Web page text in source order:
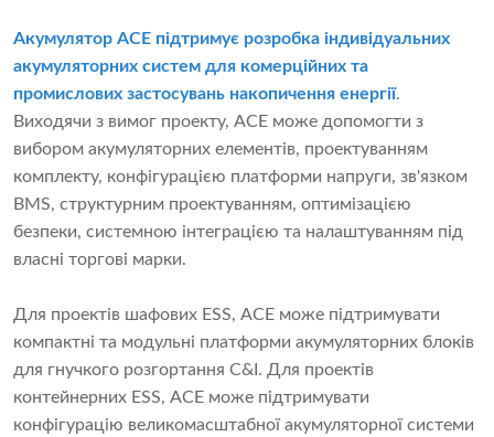
Акумулятор ACE підтримує розробка індивідуальних
акумуляторних систем для комерційних та
промислових застосувань накопичення енергії.
Виходячи з вимог проекту, ACE може допомогти з
вибором акумуляторних елементів, проектуванням
комплекту, конфігурацією платформи напруги, зв'язком
BMS, структурним проектуванням, оптимізацією
безпеки, системною інтеграцією та налаштуванням під
власні торгові марки.
Для проектів шафових ESS, ACE може підтримувати
компактні та модульні платформи акумуляторних блоків
для гнучкого розгортання C&I. Для проектів
контейнерних ESS, ACE може підтримувати
конфігурацію великомасштабної акумуляторної системи